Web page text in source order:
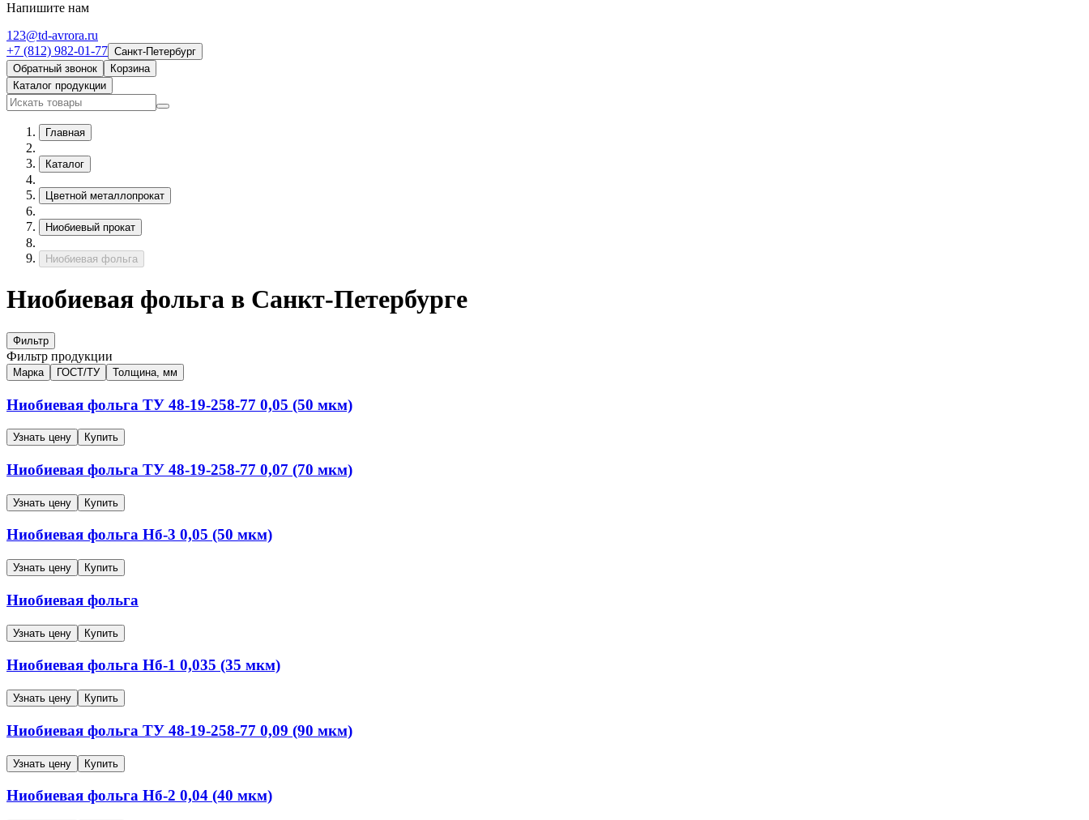
Напишите нам
123@td-avrora.ru
+7 (812) 982-01-77 Санкт-Петербург
Обратный звонок
Корзина
Каталог продукции
Главная
Каталог
Цветной металлопрокат
Ниобиевый прокат
Ниобиевая фольга
Ниобиевая фольга в Санкт-Петербурге
Фильтр
Фильтр продукции
Марка ГОСТ/ТУ Толщина, мм
Ниобиевая фольга ТУ 48-19-258-77 0,05 (50 мкм)
Узнать цену Купить
Ниобиевая фольга ТУ 48-19-258-77 0,07 (70 мкм)
Узнать цену Купить
Ниобиевая фольга Нб-3 0,05 (50 мкм)
Узнать цену Купить
Ниобиевая фольга
Узнать цену Купить
Ниобиевая фольга Нб-1 0,035 (35 мкм)
Узнать цену Купить
Ниобиевая фольга ТУ 48-19-258-77 0,09 (90 мкм)
Узнать цену Купить
Ниобиевая фольга Нб-2 0,04 (40 мкм)